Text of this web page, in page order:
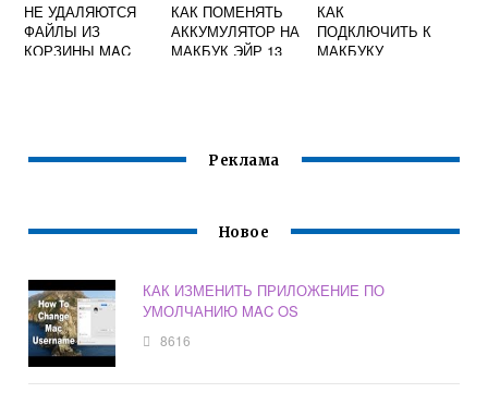
НЕ УДАЛЯЮТСЯ
ФАЙЛЫ ИЗ
КОРЗИНЫ MAC
КАК ПОМЕНЯТЬ
АККУМУЛЯТОР НА
МАКБУК ЭЙР 13
КАК
ПОДКЛЮЧИТЬ К
МАКБУКУ
Реклама
Новое
КАК ИЗМЕНИТЬ ПРИЛОЖЕНИЕ ПО
УМОЛЧАНИЮ MAC OS
8616